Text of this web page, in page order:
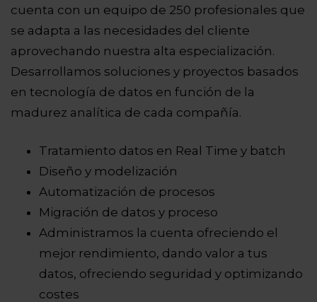
cuenta con un equipo de 250 profesionales que
se adapta a las necesidades del cliente
aprovechando nuestra alta especialización.
Desarrollamos soluciones y proyectos basados
en tecnología de datos en función de la
madurez analítica de cada compañía.
Tratamiento datos en Real Time y batch
Diseño y modelización
Automatización de procesos
Migración de datos y proceso
Administramos la cuenta ofreciendo el
mejor rendimiento, dando valor a tus
datos, ofreciendo seguridad y optimizando
costes